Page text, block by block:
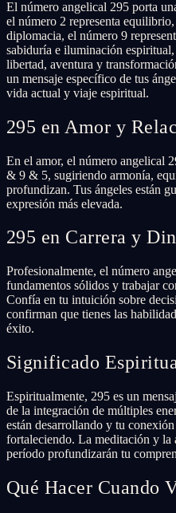
El número angelical 295 porta
el número 2 representa
diplomacia, el número 9
sabiduría e iluminación
libertad, aventura y
un mensaje específico de tus
vida actual y viaje espiritual.
295 en Amor y
En el amor, el número angelical
& 9 & 5, sugiriendo armonía,
profundizan. Tus ángeles están
expresión más elevada.
295 en Carrera y
Profesionalmente, el número
fundamentos sólidos y trabajar
Confía en tu intuición sobre
confirman que tienes las
éxito.
Significado
Espiritualmente, 295 es un
de la integración de múltiples
están desarrollando y tu
fortaleciendo. La meditación y la
período profundizarán tu
Qué Hacer Cuando